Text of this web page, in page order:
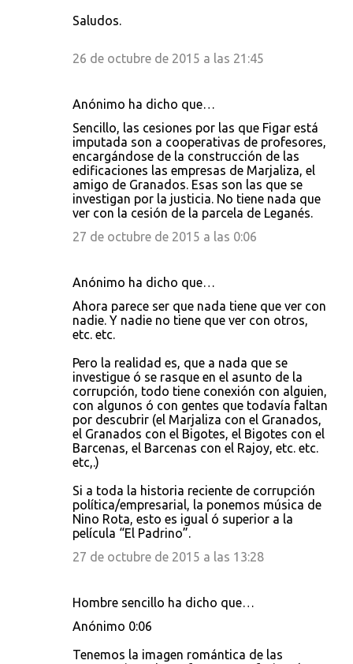
Saludos.
26 de octubre de 2015 a las 21:45
Anónimo ha dicho que…
Sencillo, las cesiones por las que Figar está
imputada son a cooperativas de profesores,
encargándose de la construcción de las
edificaciones las empresas de Marjaliza, el
amigo de Granados. Esas son las que se
investigan por la justicia. No tiene nada que
ver con la cesión de la parcela de Leganés.
27 de octubre de 2015 a las 0:06
Anónimo ha dicho que…
Ahora parece ser que nada tiene que ver con
nadie. Y nadie no tiene que ver con otros,
etc. etc.
Pero la realidad es, que a nada que se
investigue ó se rasque en el asunto de la
corrupción, todo tiene conexión con alguien,
con algunos ó con gentes que todavía faltan
por descubrir (el Marjaliza con el Granados,
el Granados con el Bigotes, el Bigotes con el
Barcenas, el Barcenas con el Rajoy, etc. etc.
etc,.)
Si a toda la historia reciente de corrupción
política/empresarial, la ponemos música de
Nino Rota, esto es igual ó superior a la
película “El Padrino”.
27 de octubre de 2015 a las 13:28
Hombre sencillo ha dicho que…
Anónimo 0:06
Tenemos la imagen romántica de las